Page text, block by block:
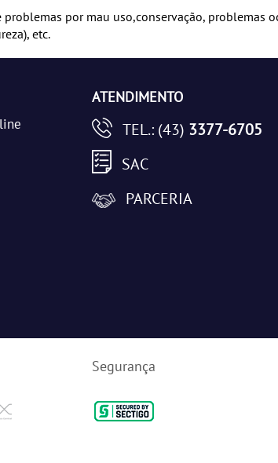
por mau uso,conservação, problemas
etc.
ATENDIMENTO
TEL.: (43) 3377-6705
SAC
PARCERIA
Segurança